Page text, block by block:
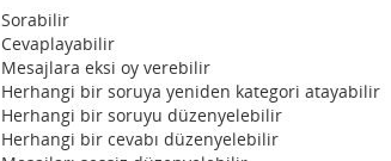
Sorabilir
Cevaplayabilir
Mesajlara eksi oy verebilir
Herhangi bir soruya yeniden kategori atayabilir
Herhangi bir soruyu düzenyelebilir
Herhangi bir cevabı düzenyelebilir